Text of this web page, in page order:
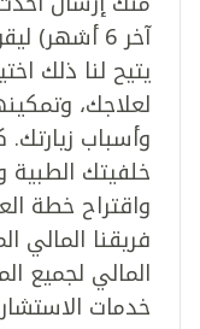
آخر 6
يتيح لنا ذلك
لعلاجك،
وأسباب زيارتك.
خلفيتك
واقتراح خطة
فريقنا المالي
المالي لجميع
خدمات